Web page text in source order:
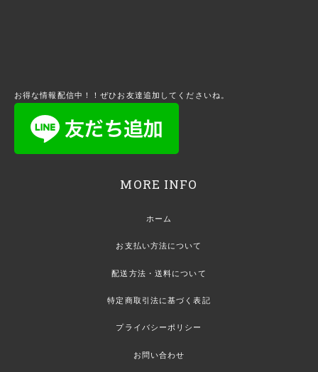
お得な情報配信中！！ぜひお友達追加してくださいね。
MORE INFO
ホーム
お支払い方法について
配送方法・送料について
特定商取引法に基づく表記
プライバシーポリシー
お問い合わせ